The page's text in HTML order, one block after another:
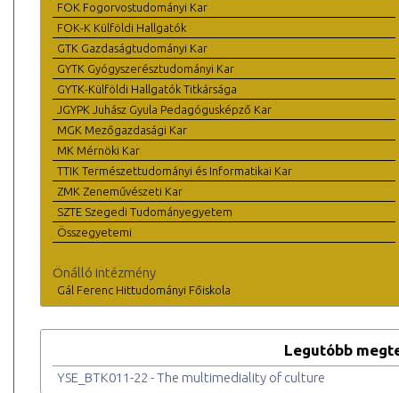
FOK Fogorvostudományi Kar
FOK-K Külföldi Hallgatók
GTK Gazdaságtudományi Kar
GYTK Gyógyszerésztudományi Kar
GYTK-Külföldi Hallgatók Titkársága
JGYPK Juhász Gyula Pedagógusképző Kar
MGK Mezőgazdasági Kar
MK Mérnöki Kar
TTIK Természettudományi és Informatikai Kar
ZMK Zeneművészeti Kar
SZTE Szegedi Tudományegyetem
Összegyetemi
Önálló intézmény
Gál Ferenc Hittudományi Főiskola
Legutóbb
YSE_BTK011-22 - The multimediality of culture